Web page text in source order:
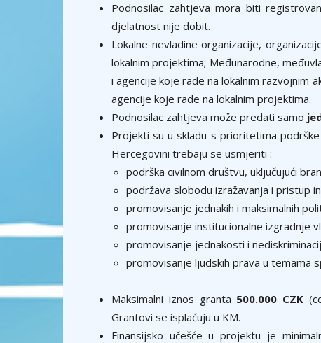
Podnosilac zahtjeva mora biti
djelatnost nije dobit.
Lokalne nevladine organizacije,
lokalnim projektima; Međunarodne,
i agencije koje rade na lokalnim razvojnim
agencije koje rade na lokalnim projektima.
Podnosilac zahtjeva može predati samo
Projekti su u skladu s prioritetima
Hercegovini trebaju se usmjeriti :
podrška civilnom društvu, uključujući
podržava slobodu izražavanja i pristup
promovisanje jednakih i maksimalnih
promovisanje institucionalne izgradnje
promovisanje jednakosti i
promovisanje ljudskih prava u temama
Maksimalni iznos granta 500.000 CZK
Grantovi se isplaćuju u KM.
Finansijsko učešće u projektu je